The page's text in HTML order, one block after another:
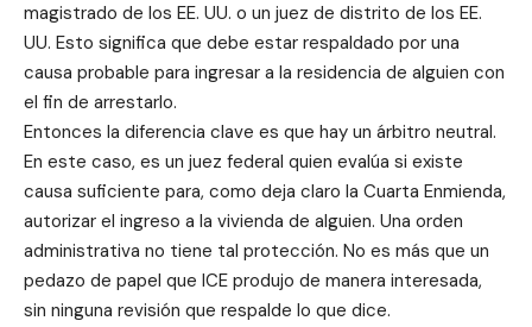
magistrado de los EE. UU. o un juez de distrito de los EE.
UU. Esto significa que debe estar respaldado por una
causa probable para ingresar a la residencia de alguien con
el fin de arrestarlo.
Entonces la diferencia clave es que hay un árbitro neutral.
En este caso, es un juez federal quien evalúa si existe
causa suficiente para, como deja claro la Cuarta Enmienda,
autorizar el ingreso a la vivienda de alguien. Una orden
administrativa no tiene tal protección. No es más que un
pedazo de papel que ICE produjo de manera interesada,
sin ninguna revisión que respalde lo que dice.